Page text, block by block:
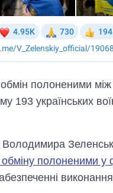
полоненими
193 українських
полоненими у